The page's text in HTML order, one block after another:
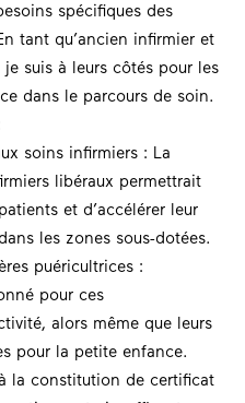
spécifiques des
tant qu’ancien infirmier et
suis à leurs côtés pour les
dans le parcours de soin.
soins infirmiers : La
libéraux permettrait
et d’accélérer leur
les zones sous-dotées.
puéricultrices :
pour ces
alors même que leurs
pour la petite enfance.
la constitution de certificat